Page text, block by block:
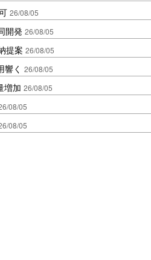
26/08/05
開発 26/08/05
提案 26/08/05
く 26/08/05
増加 26/08/05
08/05
08/05